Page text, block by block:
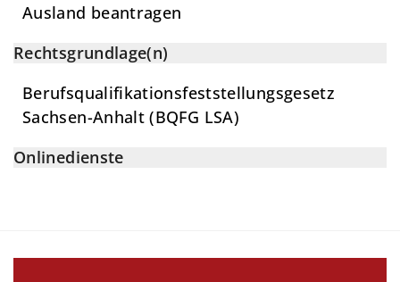
Ausland beantragen
Rechtsgrundlage(n)
Berufsqualifikationsfeststellungsgesetz
Sachsen-Anhalt (BQFG LSA)
Onlinedienste